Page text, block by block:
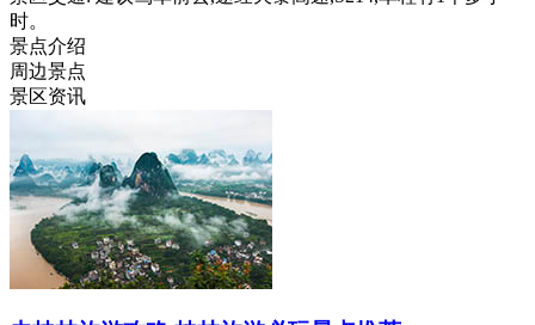
时。
景点介绍
周边景点
景区资讯